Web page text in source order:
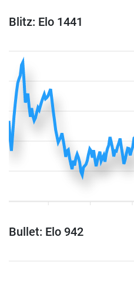
Blitz: Elo 1441
Bullet: Elo 942